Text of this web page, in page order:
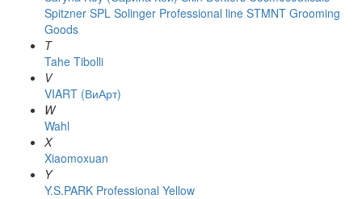
Spitzner SPL Solinger Professional line STMNT Grooming
Goods
T
Tahe Tibolli
V
VIART (ВиАрт)
W
Wahl
X
Xiaomoxuan
Y
Y.S.PARK Professional Yellow